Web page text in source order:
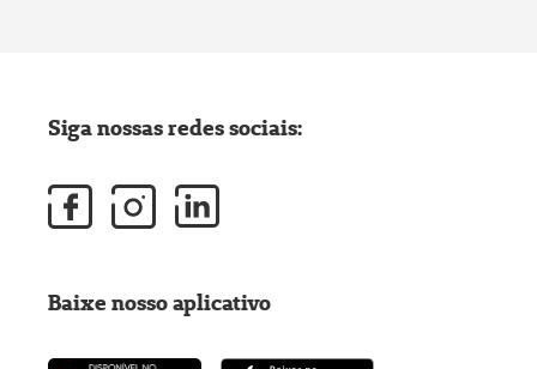
Siga nossas redes sociais:
Baixe nosso aplicativo